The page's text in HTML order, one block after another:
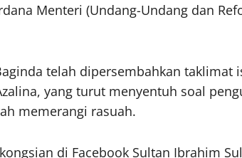
Menteri (Undang-Undang dan
telah dipersembahkan
yang turut menyentuh soal
memerangi rasuah.
di Facebook Sultan Ibrahim